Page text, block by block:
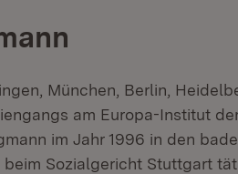
München, Berlin,
am Europa-Institut
im Jahr 1996 in den
Sozialgericht Stuttgart